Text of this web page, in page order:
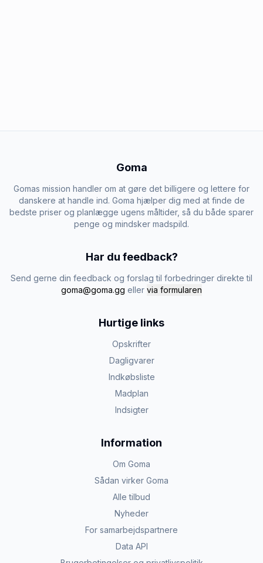
Goma
Gomas mission handler om at gøre det billigere og lettere for
danskere at handle ind. Goma hjælper dig med at finde de
bedste priser og planlægge ugens måltider, så du både sparer
penge og mindsker madspild.
Har du feedback?
Send gerne din feedback og forslag til forbedringer direkte til
goma@goma.gg eller via formularen
Hurtige links
Opskrifter
Dagligvarer
Indkøbsliste
Madplan
Indsigter
Information
Om Goma
Sådan virker Goma
Alle tilbud
Nyheder
For samarbejdspartnere
Data API